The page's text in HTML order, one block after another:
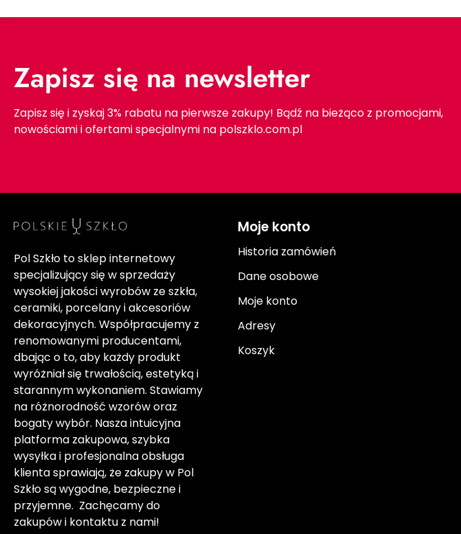
Zapisz się na newsletter
Zapisz się i zyskaj 3% rabatu na pierwsze zakupy! Bądź na bieżąco z promocjami,
nowościami i ofertami specjalnymi na polszklo.com.pl
Pol Szkło to sklep internetowy
specjalizujący się w sprzedaży
wysokiej jakości wyrobów ze szkła,
ceramiki, porcelany i akcesoriów
dekoracyjnych. Współpracujemy z
renomowanymi producentami,
dbając o to, aby każdy produkt
wyróżniał się trwałością, estetyką i
starannym wykonaniem. Stawiamy
na różnorodność wzorów oraz
bogaty wybór. Nasza intuicyjna
platforma zakupowa, szybka
wysyłka i profesjonalna obsługa
klienta sprawiają, że zakupy w Pol
Szkło są wygodne, bezpieczne i
przyjemne. Zachęcamy do
zakupów i kontaktu z nami!
Moje konto
Historia zamówień
Dane osobowe
Moje konto
Adresy
Koszyk